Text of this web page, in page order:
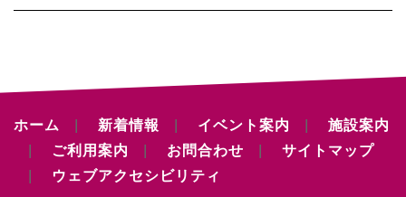
ホーム 新着情報 イベント案内
施設案内
ご利用案内
お問合わせ
サイトマップ
ウェブアクセシビリティ